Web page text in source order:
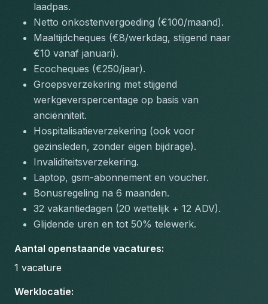
laadpas.
Netto onkostenvergoeding (€100/maand).
Maaltijdcheques (€8/werkdag, stijgend naar
€10 vanaf januari).
Ecocheques (€250/jaar).
Groepsverzekering met stijgend
werkgeverspercentage op basis van
anciënniteit.
Hospitalisatieverzekering (ook voor
gezinsleden, zonder eigen bijdrage).
Invaliditeitsverzekering.
Laptop, gsm-abonnement en voucher.
Bonusregeling na 6 maanden.
32 vakantiedagen (20 wettelijk + 12 ADV).
Glijdende uren en tot 50% telewerk.
Aantal openstaande vacatures:
1 vacature
Werklocatie: